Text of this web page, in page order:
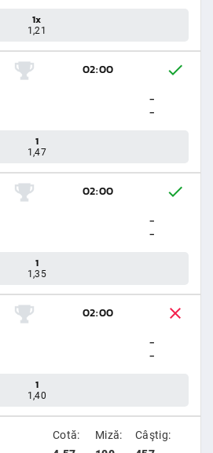
1x
1,21
02:00
-
-
1
1,47
02:00
-
-
1
1,35
02:00
-
-
1
1,40
Cotă:
Miză:
Câştig: